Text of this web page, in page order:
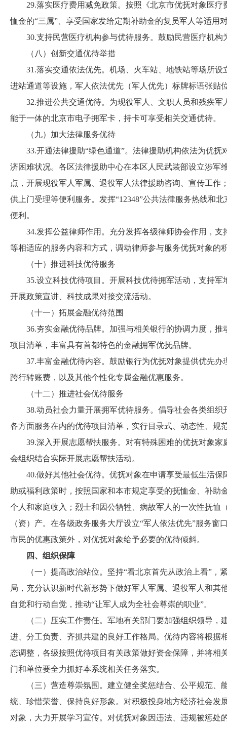
29.落实医疗费用减免政策。按照《北京市优抚对象医疗
恤金的“三属”、享受国家发给定期补助金的复员军人等适用
30.支持民营医疗机构参与优待服务。鼓励民营医疗机构
（八）创新交通优待举措
31.落实交通依法优先。机场、火车站、地铁站等场所设
进站通道等设施，军人依法优先（军人优先）标牌标语张贴
32.推进公共交通优待。为现役军人、文职人员和残疾军
能于一体的北京市电子拥军卡，持卡可享受相关交通优待。
（九）加大法律服务优待
33.开通法律援助“绿色通道”。法律援助机构依法为优抚
济困难状况。各区法律援助中心在本区人民武装部设立涉军
点，开展现役军人军属、退役军人法律援助咨询、宣传工
供上门受理等便利服务。发挥“12348”公共法律服务热线和
便利。
34.发挥公益律师作用。充分发挥各级律师协会作用，支
等相适应的服务内容和方式，调动律师参与服务优抚对象的
（十）推进科技优待服务
35.设立科技优待项目。开展科技优待拥军活动，支持军
开展政策宣讲、科技成果对接交流活动。
（十一）拓展金融优待范围
36.夯实金融优待品牌。加强与相关银行的协调力度，推
项目清单，丰富具有首都特色的金融拥军优抚品牌。
37.丰富金融优待内容。鼓励银行为优抚对象提供优先办
跨行转账费，以及其他个性化专属金融优惠服务。
（十二）推进社会优待服务
38.动员社会力量开展拥军优待服务。倡导社会各类组织
各方面服务在内的优待项目清单，实行目录式、动态性、规
39.深入开展志愿帮扶服务。对有特殊困难的优抚对象家
会组织结合实际开展志愿帮扶活动。
40.做好其他社会优待。优抚对象在申请享受最低生活保
助或福利政策时，按照国家和本市规定享受的抚恤金、补
个人和家庭收入；烈士和因公牺牲、病故军人的一次性抚恤
（资）产。在各级政务服务大厅设立“军人依法优先”服务
市民的优惠政策外，对优抚对象给予必要的优待倾斜。
四、组织保障
（一）提高政治站位。坚持“看北京首先从政治上看”，
局，充分认识新时代新形势下做好军人军属、退役军人和
自觉和行动自觉，推动“让军人成为全社会尊崇的职业”。
（二）压实工作责任。军地有关部门要加强组织领导，
进、分工负责、齐抓共建的良好工作格局。优待内容将根据
态调整，各级按照优待项目有关政策做好资金保障，并将
门和单位要全力抓好本系统相关任务落实。
（三）营造尊崇氛围。建立健全奖惩结合、公平规范、
统、珍惜荣誉、保持良好形象。对积极投身地方经济社会发
对象，大力开展学习宣传。对优抚对象因违法、违规被惩处